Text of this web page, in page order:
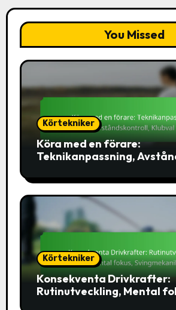
You Missed
Körtekniker
Köra med en förare:
Teknikanpassning,
Körtekniker
Konsekventa Drivkrafter:
Rutinutveckling, Mental